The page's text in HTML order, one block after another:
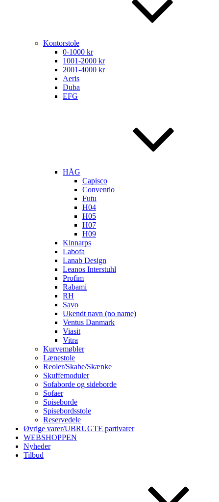
Kontorstole
0-1000 kr
1001-2000 kr
2001-4000 kr
Aeris
Duba
EFG
HÅG
Capisco
Conventio
Futu
H04
H05
H07
H09
Kinnarps
Labofa
Lanab Design
Leanos Interstuhl
Profim
Rabami
RH
Savo
Ukendt navn (no name)
Ventus Danmark
Viasit
Vitra
Kurvemøbler
Lænestole
Reoler/Skabe/Skænke
Skuffemoduler
Sofaborde og sideborde
Sofaer
Spiseborde
Spisebordsstole
Reservedele
Øvrige varer/UBRUGTE partivarer
WEBSHOPPEN
Nyheder
Tilbud